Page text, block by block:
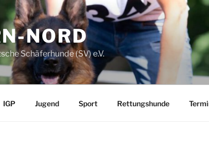
NORD
Schäferhunde (SV) e.V.
IGP Jugend Sport Rettungshunde